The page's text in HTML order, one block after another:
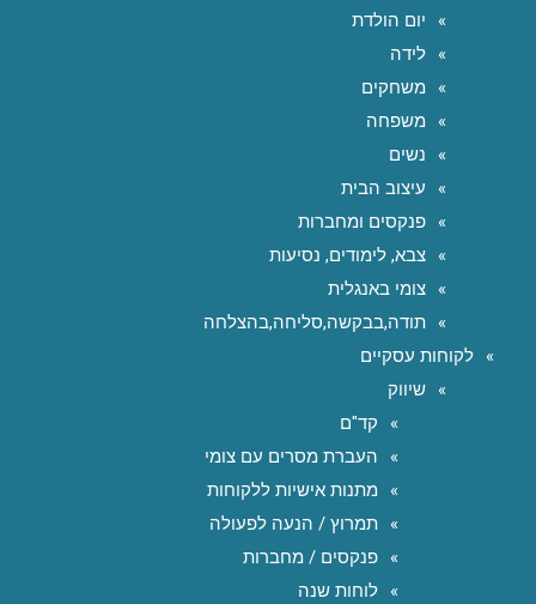
יום הולדת
לידה
משחקים
משפחה
נשים
עיצוב הבית
פנקסים ומחברות
צבא, לימודים, נסיעות
צומי באנגלית
תודה,בבקשה,סליחה,בהצלחה
לקוחות עסקיים
שיווק
קד"ם
העברת מסרים עם צומי
מתנות אישיות ללקוחות
תמרוץ / הנעה לפעולה
פנקסים / מחברות
לוחות שנה